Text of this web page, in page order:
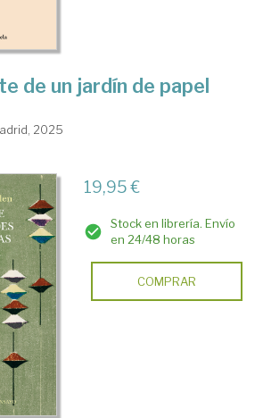
de un jardín de papel
2025
19,95 €
Stock en librería. Envío
en 24/48 horas
COMPRAR